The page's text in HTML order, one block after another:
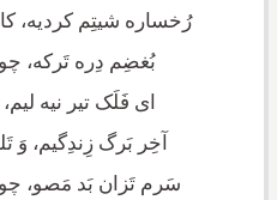
رُخساره شیتِم کردیه،
بُغضِم دِره تَرکه،
ای فَلَک تیر نیه
آخِر بَرگ زِندِگیم، وَ
سَرم تَزان بَد مَصو،